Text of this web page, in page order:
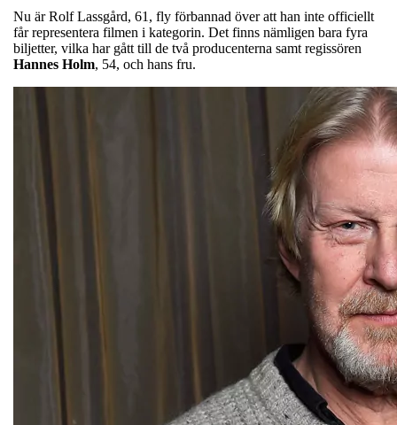
Nu är Rolf Lassgård, 61, fly förbannad över att han inte officiellt
får representera filmen i kategorin. Det finns nämligen bara fyra
biljetter, vilka har gått till de två producenterna samt regissören
Hannes Holm, 54, och hans fru.